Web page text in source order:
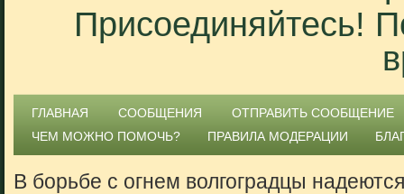
Присоединяйтесь!
ГЛАВНАЯ СООБЩЕНИЯ
ОТПРАВИТЬ СООБЩЕНИЕ
ЧЕМ МОЖНО ПОМОЧЬ?
ПРАВИЛА МОДЕРАЦИИ
В борьбе с огнем волгоградцы